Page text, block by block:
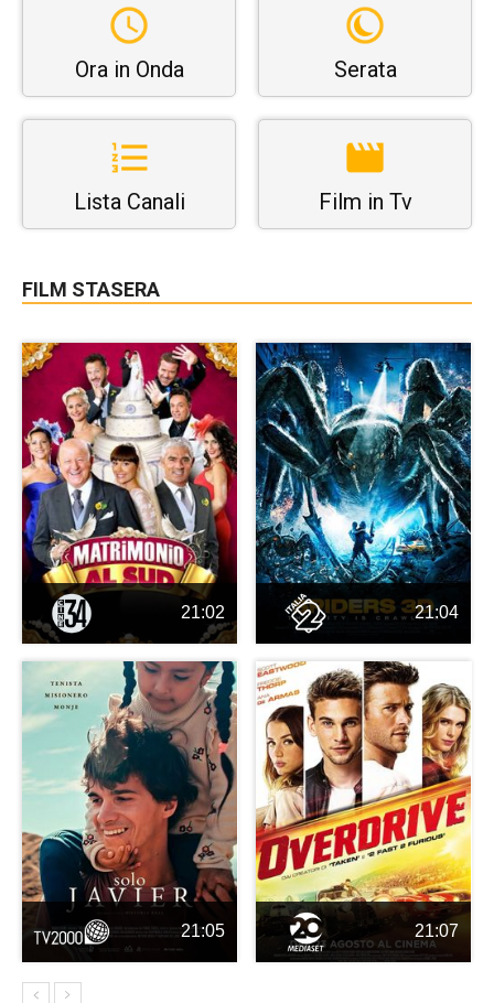
Ora in Onda Serata
Lista Canali Film in Tv
FILM STASERA
21:02 21:04
21:05 21:07